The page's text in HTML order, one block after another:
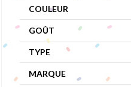
COULEUR
GOÛT
TYPE
MARQUE